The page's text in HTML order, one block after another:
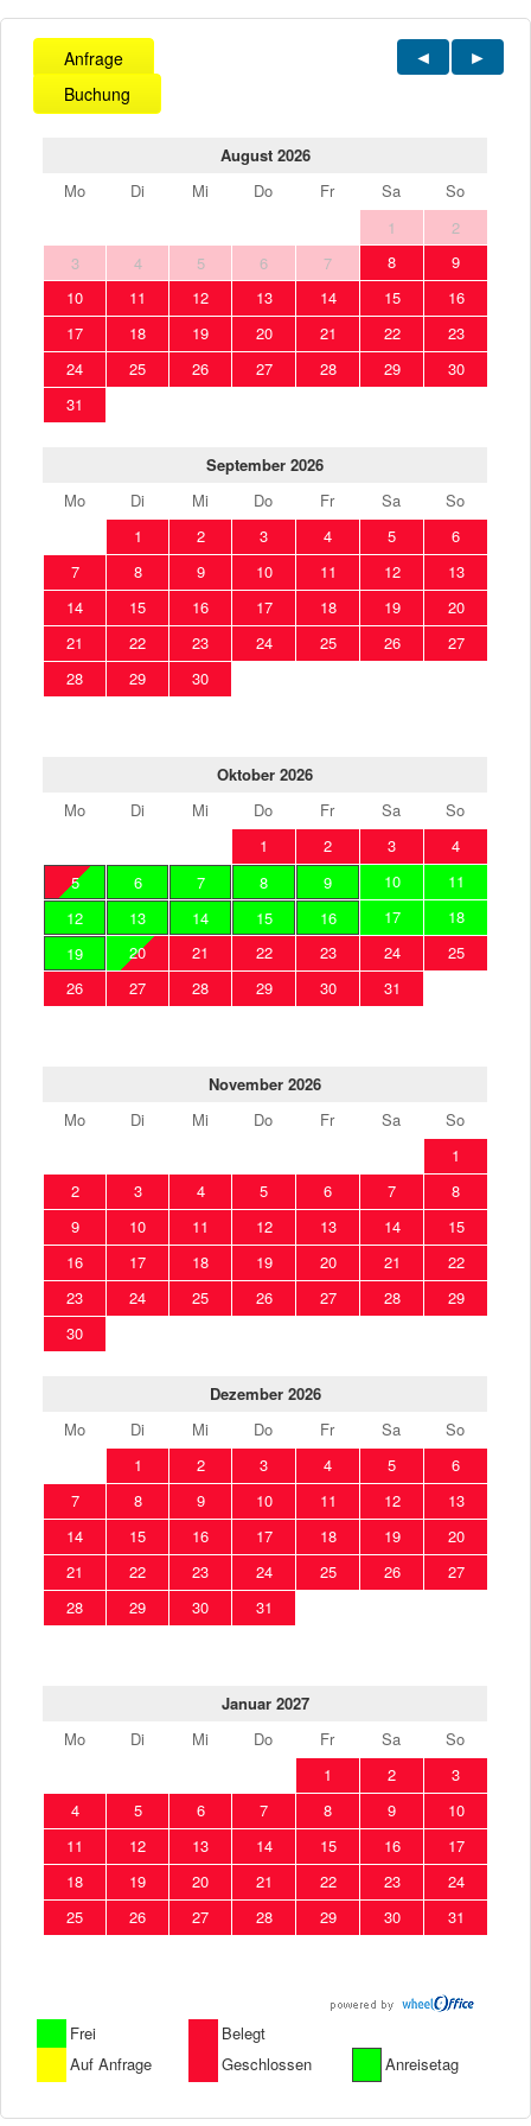
Anfrage
Buchung
August 2026
Mo
Di Mi Do Fr Sa
So
1
2
3
4 5 6 7 8
9
10
11 12 13 14 15
16
17
18 19 20 21 22
23
24
25 26 27 28 29
30
31
September 2026
Mo
Di Mi Do Fr Sa
So
1
2 3 4 5
6
7
8 9 10 11 12
13
14
15 16 17 18 19
20
21
22 23 24 25 26
27
28
29 30
Oktober 2026
Mo
Di Mi Do Fr Sa
So
1
2 3
4
5
6 7 8 9 10
11
12
13 14 15 16 17
18
19
20 21 22 23 24
25
26
27 28 29 30 31
November 2026
Mo
Di Mi Do Fr Sa
So
1
2
3 4 5 6 7
8
9
10 11 12 13 14
15
16
17 18 19 20 21
22
23
24 25 26 27 28
29
30
Dezember 2026
Mo
Di Mi Do Fr Sa
So
1
2 3 4 5
6
7
8 9 10 11 12
13
14
15 16 17 18 19
20
21
22 23 24 25 26
27
28
29 30 31
Januar 2027
Mo
Di Mi Do Fr Sa
So
1
2
3
4
5 6 7 8 9
10
11
12 13 14 15 16
17
18
19 20 21 22 23
24
25
26 27 28 29 30 31
Frei
Belegt
Auf Anfrage
Geschlossen Anreisetag